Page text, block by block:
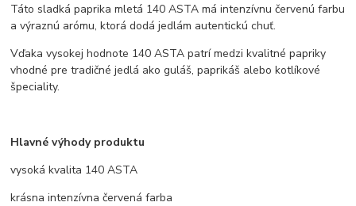
Táto sladká paprika mletá 140 ASTA má intenzívnu červenú farbu
a výraznú arómu, ktorá dodá jedlám autentickú chuť.
Vďaka vysokej hodnote 140 ASTA patrí medzi kvalitné papriky
vhodné pre tradičné jedlá ako guláš, paprikáš alebo kotlíkové
špeciality.
Hlavné výhody produktu
vysoká kvalita 140 ASTA
krásna intenzívna červená farba